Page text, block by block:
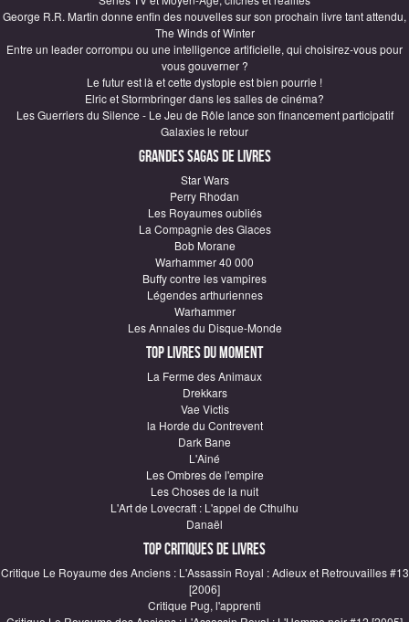
George R.R. Martin donne enfin des nouvelles sur son prochain livre tant attendu,
The Winds of Winter
Entre un leader corrompu ou une intelligence artificielle, qui choisirez-vous pour
vous gouverner ?
Le futur est là et cette dystopie est bien pourrie !
Elric et Stormbringer dans les salles de cinéma?
Les Guerriers du Silence - Le Jeu de Rôle lance son financement participatif
Galaxies le retour
Grandes sagas de Livres
Star Wars
Perry Rhodan
Les Royaumes oubliés
La Compagnie des Glaces
Bob Morane
Warhammer 40 000
Buffy contre les vampires
Légendes arthuriennes
Warhammer
Les Annales du Disque-Monde
Top Livres du moment
La Ferme des Animaux
Drekkars
Vae Victis
la Horde du Contrevent
Dark Bane
L'Ainé
Les Ombres de l'empire
Les Choses de la nuit
L'Art de Lovecraft : L'appel de Cthulhu
Danaël
Top critiques de Livres
Critique Le Royaume des Anciens : L'Assassin Royal : Adieux et Retrouvailles #13
[2006]
Critique Pug, l'apprenti